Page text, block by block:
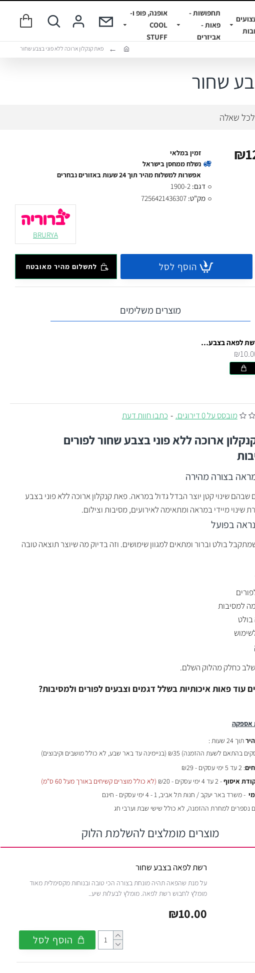
תחפושות -
פאות -
אביזרים
אופנה, פופ ו-
COOL
STUFF
פאת קנקלון ארוכה ללא פוני בצבע שחור
שחור
לכל שאלה
מובסס על 0 דירוגים. - כתבו חוות דעת
זמין במלאי
נשלח ממחסן בישראל
אפשרות למשלוח מהיר תוך 24 שעות באזורים נבחרים
דגם: 1900-2
מק"ט: 7256421436307
BRURYA
הוסף לסל לתשלום מהיר מאובטח
מוצרים משלימים
רשת לפאה בצבע שחור
אספקה
תוך 24 שעות :
₪35 (בניימינה עד באר שבע, לא כולל מושבים וקיבוצים)
: 2 עד 5 ימי עסקים - ₪29
איסוף- 2 עד 4 ימי עסקים - ₪20
(לא כולל מוצרים קשיחים באורך מעל 60 ס"מ)
- משרד באר יעקב / חנות תל אביב, 1 - 4 ימי עסקים - חינם
נספרים למחרת ההזמנה, לא כולל שישי שבת וערבי חג
מוצרים מומלצים להשלמת הלוק
רשת לפאה בצבע שחור
על מנת שהפאה תהיה מונחת בצורה הכי טובה ובנוחות מקסימלית מאוד
מומלץ לחבוש רשת לפאה. מומלץ לבעלות שיע..
₪10.00
הוסף לסל
עוד פאות איכותיות בשלל דגמים וצבעים לפורים ולמסיבות?
ארוכה ללא פוני בצבע שחור לפורים
בצורה מהירה
שבהם שינוי קטן יוצר הבדל גדול במראה. פאת קנקלון ארוכה ללא פוני בצבע
שינוי מיידי במראה ומתאימה לאירועים, מסיבות וצילום.
בפועל
בולט וברור ומתאים למגוון שימושים. וזה בדיוק מה שיוצר תוצאה טובה
למסיבות
כחלק מהלוק השלם.